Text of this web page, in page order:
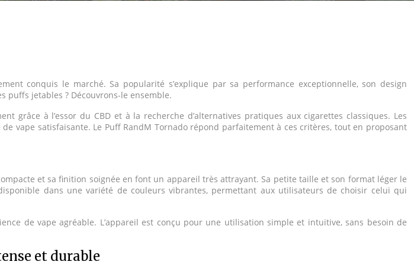
conquis le marché. Sa popularité s’explique par sa performance exceptionnelle, son design
puffs jetables ? Découvrons-le ensemble.
grâce à l’essor du CBD et à la recherche d’alternatives pratiques aux cigarettes classiques. Les
vape satisfaisante. Le Puff RandM Tornado répond parfaitement à ces critères, tout en proposant
et sa finition soignée en font un appareil très attrayant. Sa petite taille et son format léger le
dans une variété de couleurs vibrantes, permettant aux utilisateurs de choisir celui qui
de vape agréable. L’appareil est conçu pour une utilisation simple et intuitive, sans besoin de
et durable